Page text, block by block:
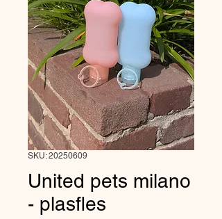
SKU: 20250609
United pets milano
- plasfles